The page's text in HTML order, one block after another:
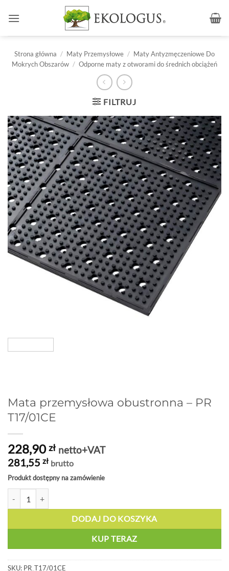
Strona główna / Maty Przemysłowe / Maty Antyzmęczeniowe Do
Mokrych Obszarów / Odporne maty z otworami do średnich obciążeń
FILTRUJ
Mata przemysłowa obustronna – PR
T17/01CE
228,90zł netto+VAT
281,55 zł brutto
Produkt dostępny na zamówienie
DODAJ DO KOSZYKA
KUP TERAZ
SKU: PR_T17/01CE